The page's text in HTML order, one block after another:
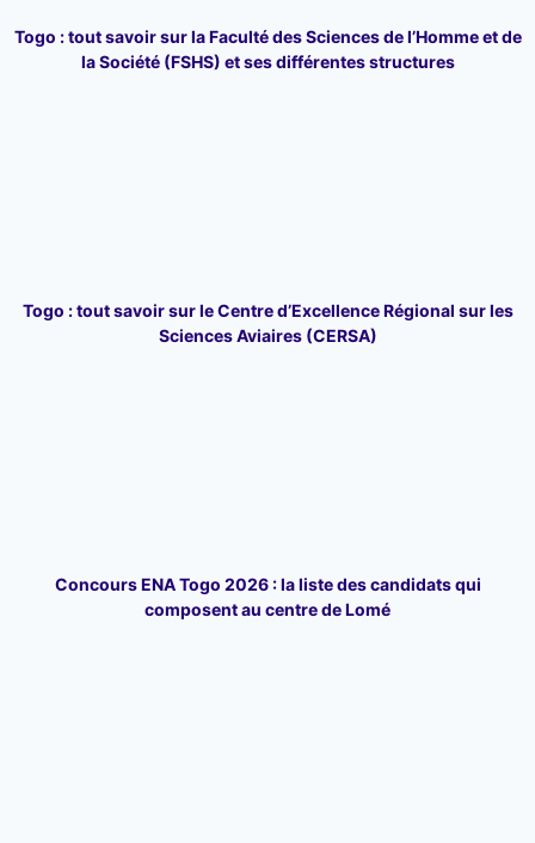
Togo : tout savoir sur la Faculté des Sciences de l’Homme et de
la Société (FSHS) et ses différentes structures
Togo : tout savoir sur le Centre d’Excellence Régional sur les
Sciences Aviaires (CERSA)
Concours ENA Togo 2026 : la liste des candidats qui
composent au centre de Lomé